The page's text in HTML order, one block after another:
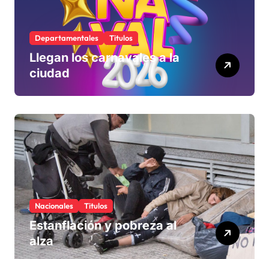
Departamentales Titulos
Llegan los carnavales a la
ciudad
Nacionales Titulos
Estanflación y pobreza al
alza